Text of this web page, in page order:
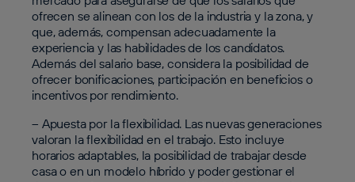
ofrecen se alinean con los de la industria y la zona, y
que, además, compensan adecuadamente la
experiencia y las habilidades de los candidatos.
Además del salario base, considera la posibilidad de
ofrecer bonificaciones, participación en beneficios o
incentivos por rendimiento.
– Apuesta por la flexibilidad. Las nuevas generaciones
valoran la flexibilidad en el trabajo. Esto incluye
horarios adaptables, la posibilidad de trabajar desde
casa o en un modelo híbrido y poder gestionar el